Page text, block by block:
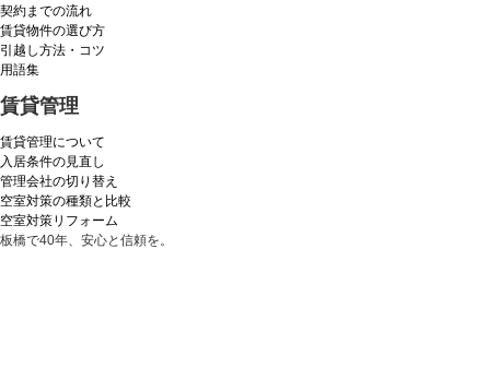
契約までの流れ
賃貸物件の選び方
引越し方法・コツ
用語集
賃貸管理
賃貸管理について
入居条件の見直し
管理会社の切り替え
空室対策の種類と比較
空室対策リフォーム
板橋で40年、安心と信頼を。